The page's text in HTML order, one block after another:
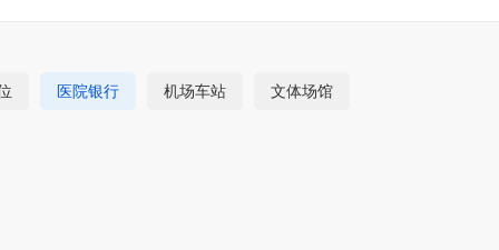
医院银行 机场车站 文体场馆